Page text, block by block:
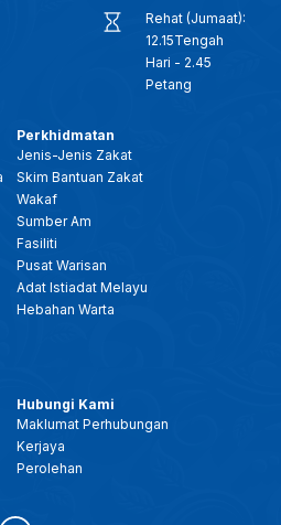
Rehat (Jumaat):
12.15Tengah
Hari - 2.45
Petang
Perkhidmatan
Jenis-Jenis Zakat
Skim Bantuan Zakat
Wakaf
Sumber Am
Fasiliti
Pusat Warisan
Adat Istiadat Melayu
Hebahan Warta
Hubungi Kami
Maklumat Perhubungan
Kerjaya
Perolehan